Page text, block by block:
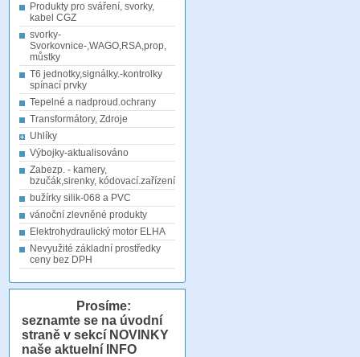
Produkty pro sváření, svorky,
kabel CGZ
svorky-
Svorkovnice-,WAGO,RSA,prop,
můstky
T6 jednotky,signálky.-kontrolky
spínací prvky
Tepelné a nadproud.ochrany
Transformátory, Zdroje
Uhlíky
Výbojky-aktualisováno
Zabezp. - kamery,
bzučák,sirenky, kódovací.zařízení
bužírky silik-068 a PVC
vánoční zlevněné produkty
Elektrohydraulický motor ELHA
Nevyužité základní prostředky
ceny bez DPH
Prosíme:
seznamte se na úvodní
straně v sekcí NOVINKY
naše aktuelní INFO